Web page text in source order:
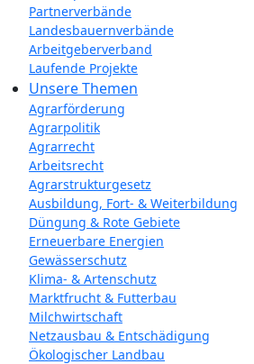
Partnerverbände
Landesbauernverbände
Arbeitgeberverband
Laufende Projekte
Unsere Themen
Agrarförderung
Agrarpolitik
Agrarrecht
Arbeitsrecht
Agrarstrukturgesetz
Ausbildung, Fort- & Weiterbildung
Düngung & Rote Gebiete
Erneuerbare Energien
Gewässerschutz
Klima- & Artenschutz
Marktfrucht & Futterbau
Milchwirtschaft
Netzausbau & Entschädigung
Ökologischer Landbau